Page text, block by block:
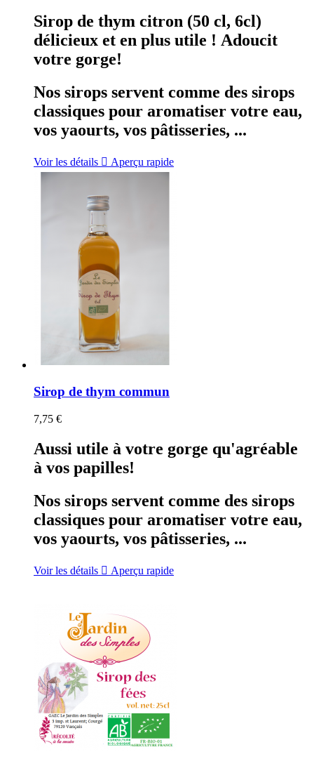
Sirop de thym citron (50 cl, 6cl)
délicieux et en plus utile ! Adoucit
votre gorge!
Nos sirops servent comme des sirops
classiques pour aromatiser votre eau,
vos yaourts, vos pâtisseries, ...
Voir les détails  Aperçu rapide
Sirop de thym commun
7,75 €
Aussi utile à votre gorge qu'agréable
à vos papilles!
Nos sirops servent comme des sirops
classiques pour aromatiser votre eau,
vos yaourts, vos pâtisseries, ...
Voir les détails  Aperçu rapide